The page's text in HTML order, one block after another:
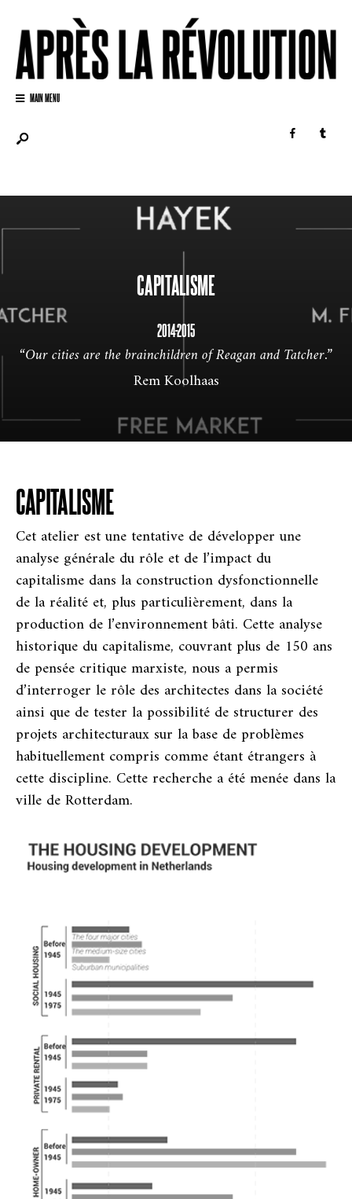
MAIN MENU
CAPITALISME
2014-2015
“Our cities are the brainchildren of Reagan and Tatcher.”
Rem Koolhaas
CAPITALISME
Cet atelier est une tentative de développer une
analyse générale du rôle et de l’impact du
capitalisme dans la construction dysfonctionnelle
de la réalité et, plus particulièrement, dans la
production de l’environnement bâti. Cette analyse
historique du capitalisme, couvrant plus de 150 ans
de pensée critique marxiste, nous a permis
d’interroger le rôle des architectes dans la société
ainsi que de tester la possibilité de structurer des
projets architecturaux sur la base de problèmes
habituellement compris comme étant étrangers à
cette discipline. Cette recherche a été menée dans la
ville de Rotterdam.